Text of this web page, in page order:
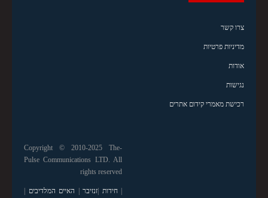
צרו קשר
מדיניות פרטיות
אודות
נגישות
רכישת מאמרי קידום אתרים
Copyright © 2010-2025 The-
Pulse Communications LTD. All
rights reserved
|חידות זנזיבר האיים המלדיבים